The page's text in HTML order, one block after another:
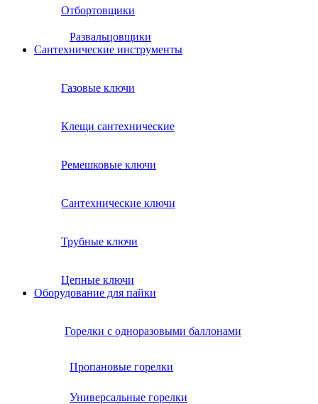
Отбортовщики
Развальцовщики
Сантехнические инcтрументы
Газовые ключи
Клещи сантехнические
Ремешковые ключи
Сантехнические ключи
Трубные ключи
Цепные ключи
Оборудование для пайки
Горелки с одноразовыми баллонами
Пропановые горелки
Универсальные горелки